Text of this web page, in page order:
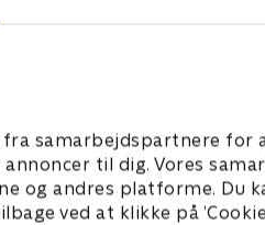
samarbejdspartnere for
til dig. Vores
og andres platforme. Du
ved at klikke på